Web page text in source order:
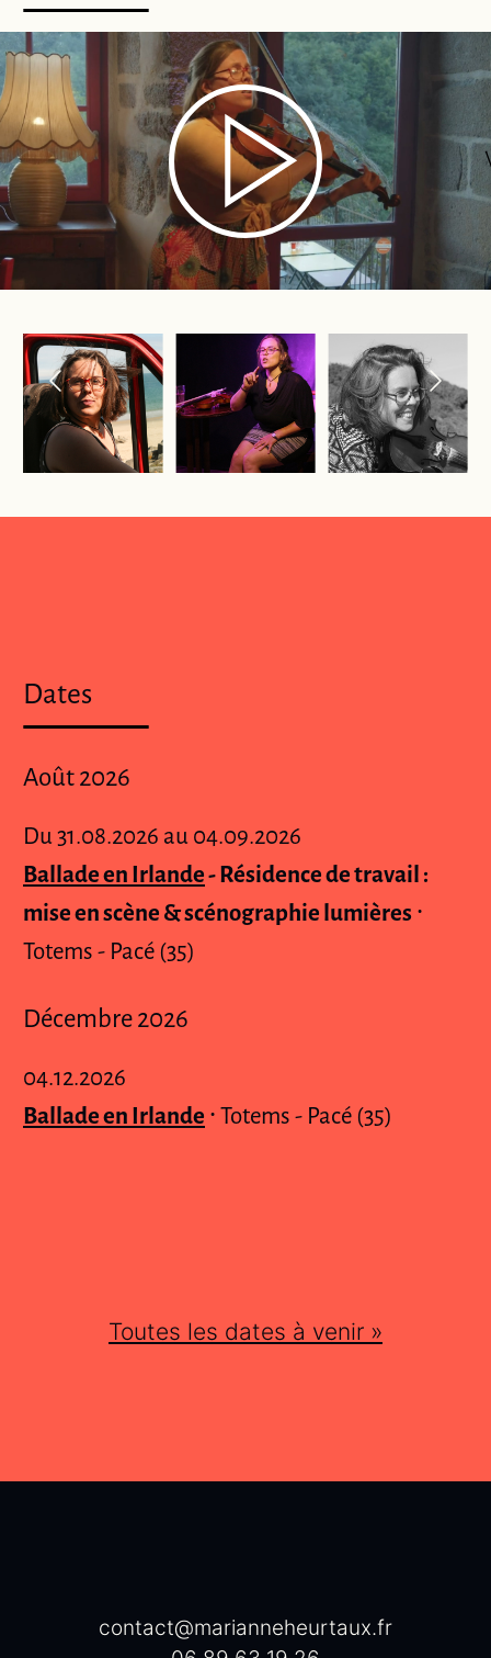
Dates
Août 2026
Du31.08.2026 au04.09.2026
Ballade en Irlande- Résidence de travail :
mise en scène & scénographie lumières⸱
Totems - Pacé (35)
Décembre 2026
04.12.2026
Ballade en Irlande ⸱Totems - Pacé (35)
Toutes les dates à venir »
contact@marianneheurtaux.fr